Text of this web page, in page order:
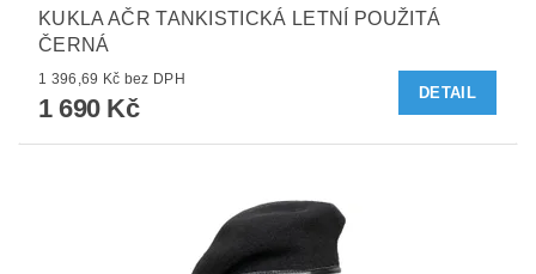
KUKLA AČR TANKISTICKÁ LETNÍ POUŽITÁ
ČERNÁ
1 396,69 Kč bez DPH
1 690 Kč
DETAIL